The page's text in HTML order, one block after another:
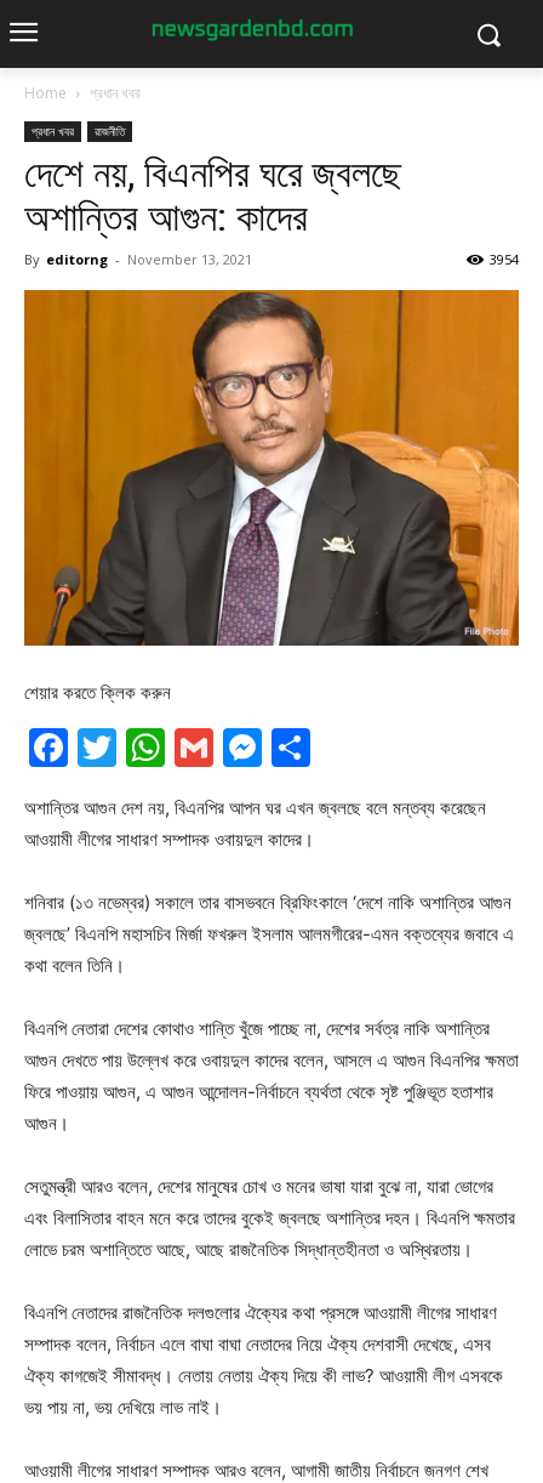
Home প্রধান খবর
প্রধান খবর রাজনীতি
দেশে নয়, বিএনপির ঘরে জ্বলছে
অশান্তির আগুন: কাদের
By editorng - November 13, 2021 3954
শেয়ার করতে ক্লিক করুন
Facebook
Twitter
WhatsApp
GmailMessenger
অশান্তির আগুন দেশ নয়, বিএনপির আপন ঘর এখন জ্বলছে বলে মন্তব্য করেছেন
আওয়ামী লীগের সাধারণ সম্পাদক ওবায়দুল কাদের।
শনিবার (১৩ নভেম্বর) সকালে তার বাসভবনে ব্রিফিংকালে ‘দেশে নাকি অশান্তির আগুন
জ্বলছে’ বিএনপি মহাসচিব মির্জা ফখরুল ইসলাম আলমগীরের-এমন বক্তব্যের জবাবে এ
কথা বলেন তিনি।
বিএনপি নেতারা দেশের কোথাও শান্তি খুঁজে পাচ্ছে না, দেশের সর্বত্র নাকি অশান্তির
আগুন দেখতে পায় উল্লেখ করে ওবায়দুল কাদের বলেন, আসলে এ আগুন বিএনপির ক্ষমতা
ফিরে পাওয়ায় আগুন, এ আগুন আন্দোলন-নির্বাচনে ব্যর্থতা থেকে সৃষ্ট পুঞ্জিভূত হতাশার
আগুন।
সেতুমন্ত্রী আরও বলেন, দেশের মানুষের চোখ ও মনের ভাষা যারা বুঝে না, যারা ভোগের
এবং বিলাসিতার বাহন মনে করে তাদের বুকেই জ্বলছে অশান্তির দহন। বিএনপি ক্ষমতার
লোভে চরম অশান্তিতে আছে, আছে রাজনৈতিক সিদ্ধান্তহীনতা ও অস্থিরতায়।
বিএনপি নেতাদের রাজনৈতিক দলগুলোর ঐক্যের কথা প্রসঙ্গে আওয়ামী লীগের সাধারণ
সম্পাদক বলেন, নির্বাচন এলে বাঘা বাঘা নেতাদের নিয়ে ঐক্য দেশবাসী দেখেছে, এসব
ঐক্য কাগজেই সীমাবদ্ধ। নেতায় নেতায় ঐক্য দিয়ে কী লাভ? আওয়ামী লীগ এসবকে
ভয় পায় না, ভয় দেখিয়ে লাভ নাই।
আওয়ামী লীগের সাধারণ সম্পাদক আরও বলেন, আগামী জাতীয় নির্বাচনে জনগণ শেখ